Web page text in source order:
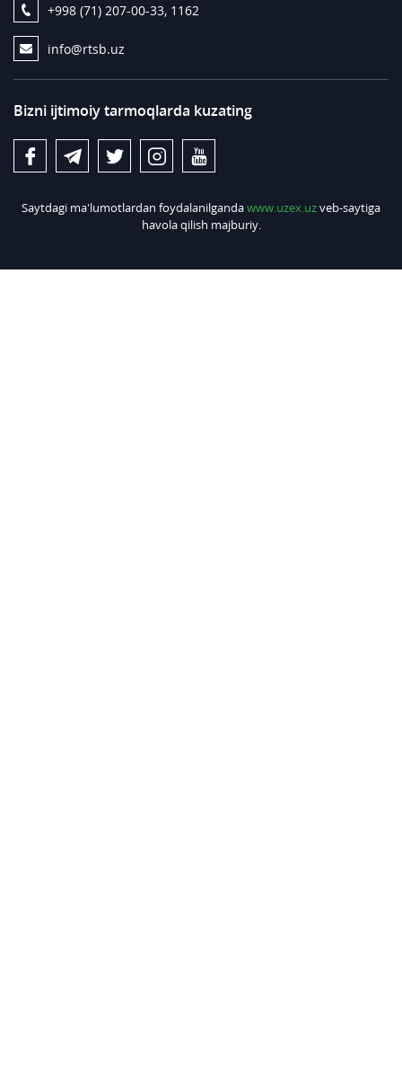
+998 (71) 207-00-33, 1162
info@rtsb.uz
Bizni ijtimoiy tarmoqlarda kuzating
Saytdagi ma'lumotlardan foydalanilgandawww.uzex.uzveb-saytiga
havola qilish majburiy.